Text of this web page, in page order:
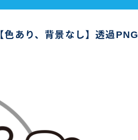
あり、背景なし】透過PNG